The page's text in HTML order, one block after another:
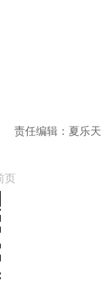
责任编辑：夏乐天
页